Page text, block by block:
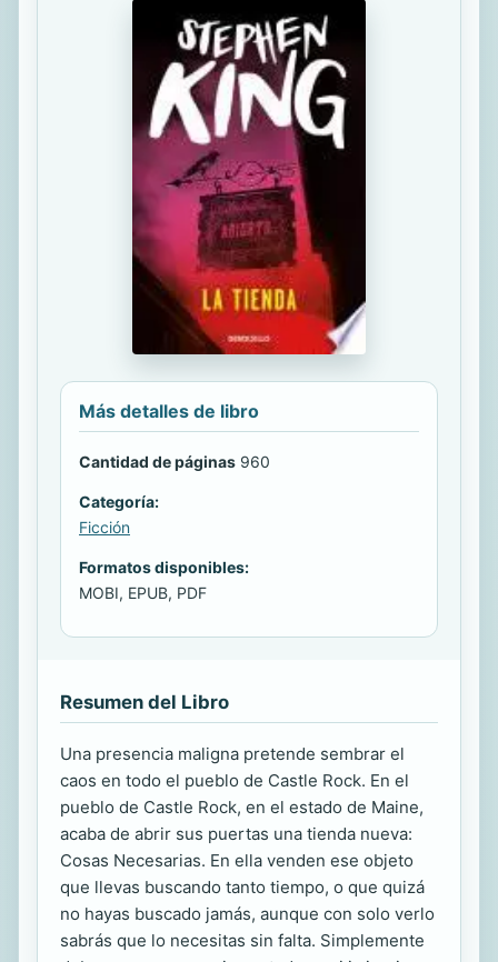
Más detalles de libro
Cantidad de páginas 960
Categoría:
Ficción
Formatos disponibles:
MOBI, EPUB, PDF
Resumen del Libro
Una presencia maligna pretende sembrar el
caos en todo el pueblo de Castle Rock. En el
pueblo de Castle Rock, en el estado de Maine,
acaba de abrir sus puertas una tienda nueva:
Cosas Necesarias. En ella venden ese objeto
que llevas buscando tanto tiempo, o que quizá
no hayas buscado jamás, aunque con solo verlo
sabrás que lo necesitas sin falta. Simplemente